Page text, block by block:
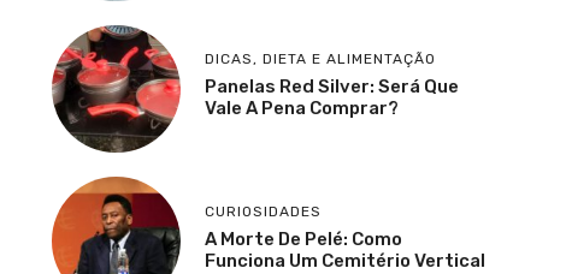
DICAS, DIETA E ALIMENTAÇÃO
Panelas Red Silver: Será Que
Vale A Pena Comprar?
CURIOSIDADES
A Morte De Pelé: Como
Funciona Um Cemitério Vertical